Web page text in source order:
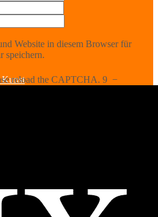
Kunst
Website in diesem Browser für
speichern.
reload the CAPTCHA. 9 −